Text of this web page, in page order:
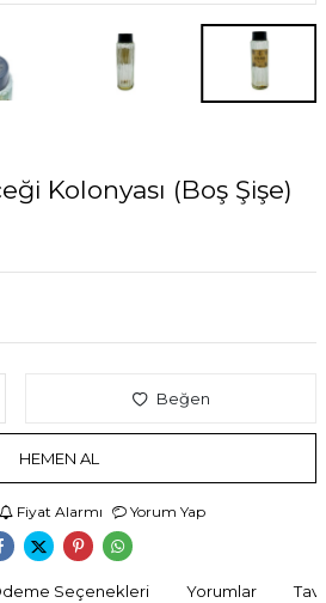
Kolonyası (Boş Şişe)
Beğen
HEMEN AL
Fiyat Alarmı Yorum Yap
Seçenekleri Yorumlar